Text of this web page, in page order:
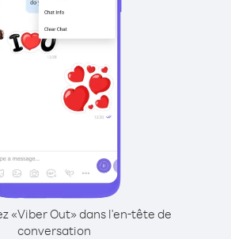
«Viber Out» dans l'en-tête de
conversation